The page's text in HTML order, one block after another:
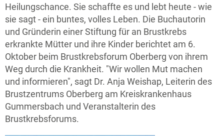
Heilungschance. Sie schaffte es und lebt heute - wie
sie sagt - ein buntes, volles Leben. Die Buchautorin
und Gründerin einer Stiftung für an Brustkrebs
erkrankte Mütter und ihre Kinder berichtet am 6.
Oktober beim Brustkrebsforum Oberberg von ihrem
Weg durch die Krankheit. "Wir wollen Mut machen
und informieren", sagt Dr. Anja Weishap, Leiterin des
Brustzentrums Oberberg am Kreiskrankenhaus
Gummersbach und Veranstalterin des
Brustkrebsforums.